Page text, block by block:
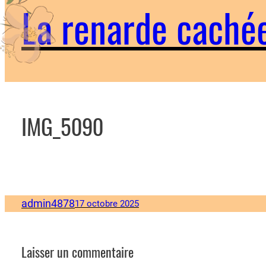
La renarde
IMG_5090
admin487817 octobre 2025
Laisser un commentaire